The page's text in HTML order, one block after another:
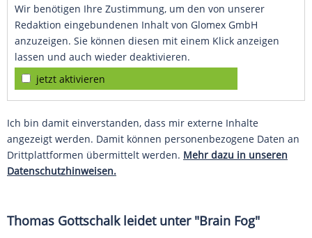
Wir benötigen Ihre Zustimmung, um den von unserer
Redaktion eingebundenen Inhalt von Glomex GmbH
anzuzeigen. Sie können diesen mit einem Klick anzeigen
lassen und auch wieder deaktivieren.
jetzt aktivieren
Ich bin damit einverstanden, dass mir externe Inhalte
angezeigt werden. Damit können personenbezogene Daten an
Drittplattformen übermittelt werden. Mehr dazu in unseren
Datenschutzhinweisen.
Thomas Gottschalk leidet unter "Brain Fog"